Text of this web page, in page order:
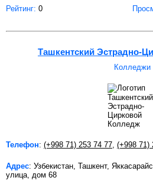
Рейтинг: 0
Ташкентский Эстрадно-
Колледжи
Телефон: (+998 71) 253 74 77 (+998 71)
Адрес: Узбекистан, Ташкент,
улица, дом 68